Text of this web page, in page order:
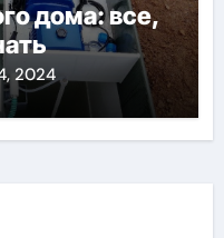
дома: все,
2024